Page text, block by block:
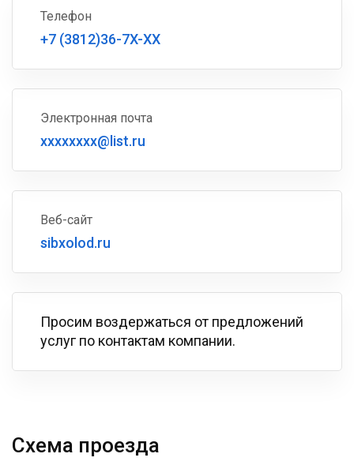
Телефон
+7 (3812)36-7X-XX
Электронная почта
xxxxxxxx@list.ru
Веб-сайт
sibxolod.ru
Просим воздержаться от предложений
услуг по контактам компании.
Схема проезда